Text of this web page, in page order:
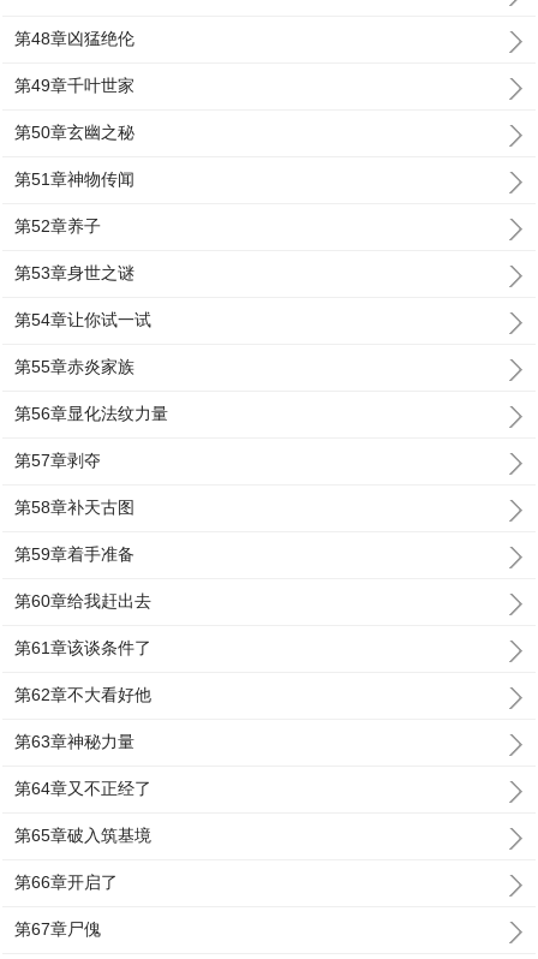
第48章凶猛绝伦
第49章千叶世家
第50章玄幽之秘
第51章神物传闻
第52章养子
第53章身世之谜
第54章让你试一试
第55章赤炎家族
第56章显化法纹力量
第57章剥夺
第58章补天古图
第59章着手准备
第60章给我赶出去
第61章该谈条件了
第62章不大看好他
第63章神秘力量
第64章又不正经了
第65章破入筑基境
第66章开启了
第67章尸傀